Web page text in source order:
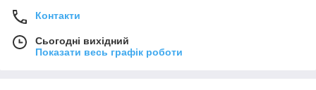
Контакти
Сьогодні вихідний
Показати весь графік роботи